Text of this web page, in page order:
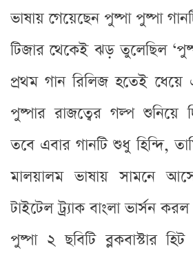
ভাষায় গেয়েছেন পুষ্পা পুষ্পা
টিজার থেকেই ঝড় তুলেছিল
প্রথম গান রিলিজ হতেই ধেয়ে
পুষ্পার রাজত্বের গল্প শুনিয়ে
তবে এবার গানটি শুধু হিন্দি,
মালয়ালম ভাষায় সামনে
টাইটেল ট্র্যাক বাংলা ভার্সন
পুষ্পা ২ ছবিটি ব্লকবাস্টার